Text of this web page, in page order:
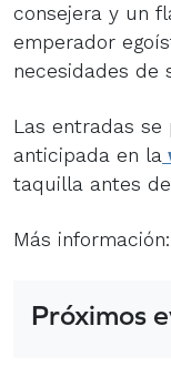
consejera y un
emperador
necesidades de
Las entradas
anticipada en la
taquilla antes
Más información:
Próximos